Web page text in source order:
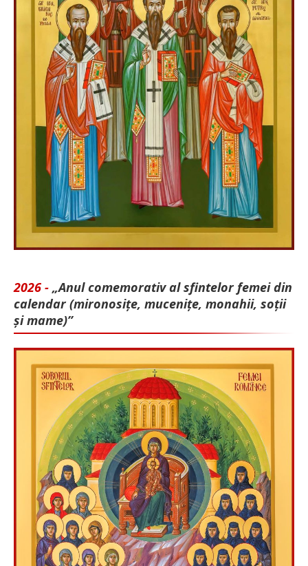
2026 - „Anul comemorativ al sfintelor femei din
calendar (mironosițe, mu­cenițe, monahii, soții
și mame)”